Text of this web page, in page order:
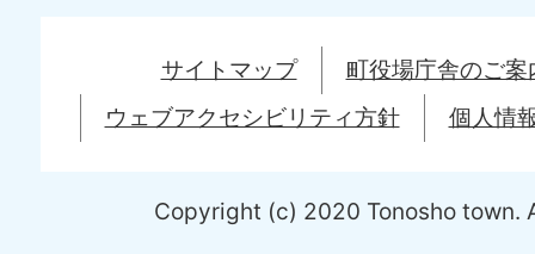
サイトマップ
町役場庁舎のご案
ウェブアクセシビリティ方針
個人情
Copyright (c) 2020 Tonosho town.